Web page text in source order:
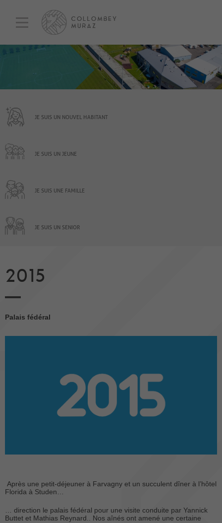
JE SUIS UN NOUVEL HABITANT
JE SUIS UN JEUNE
JE SUIS UNE FAMILLE
JE SUIS UN SENIOR
2015
Palais fédéral
Après une petit-déjeuner à Farvagny et un succulent dîner à l’hôtel
Florida à Studen…
… direction le palais fédéral pour une visite conduite par Yannick
Buttet et Mathias Reynard.. Nos aînés ont amené une certaine